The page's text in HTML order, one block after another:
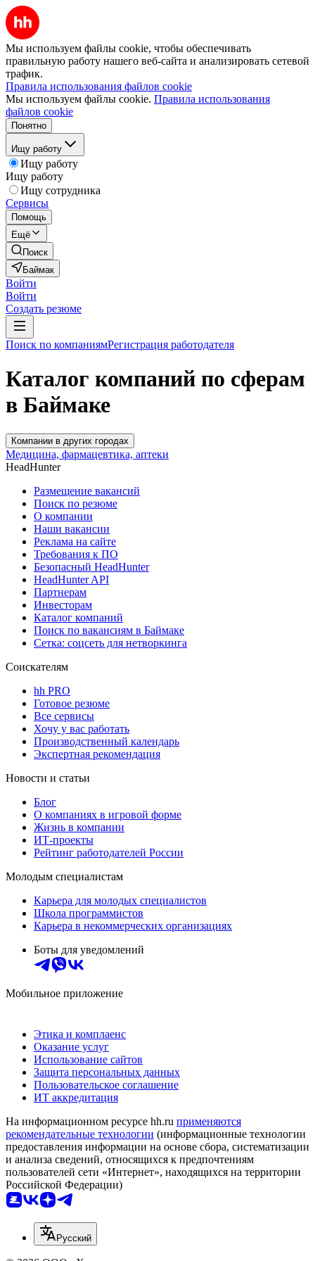
Мы используем файлы cookie, чтобы обеспечивать
правильную работу нашего веб-сайта и анализировать сетевой
трафик.
Правила использования файлов cookie
Мы используем файлы cookie. Правила использования
файлов cookie
Понятно
Ищу работу
Ищу работу
Ищу работу
Ищу сотрудника
Сервисы
Помощь
Ещё
Поиск
Баймак
Войти
Войти
Создать резюме
Поиск по компаниямРегистрация работодателя
Каталог компаний по сферам
в Баймаке
Компании в других городах
Медицина, фармацевтика, аптеки
HeadHunter
Размещение вакансий
Поиск по резюме
О компании
Наши вакансии
Реклама на сайте
Требования к ПО
Безопасный HeadHunter
HeadHunter API
Партнерам
Инвесторам
Каталог компаний
Поиск по вакансиям в Баймаке
Сетка: соцсеть для нетворкинга
Соискателям
hh PRO
Готовое резюме
Все сервисы
Хочу у вас работать
Производственный календарь
Экспертная рекомендация
Новости и статьи
Блог
О компаниях в игровой форме
Жизнь в компании
ИТ-проекты
Рейтинг работодателей России
Молодым специалистам
Карьера для молодых специалистов
Школа программистов
Карьера в некоммерческих организациях
Боты для уведомлений
Мобильное приложение
Этика и комплаенс
Оказание услуг
Использование сайтов
Защита персональных данных
Пользовательское соглашение
ИТ аккредитация
На информационном ресурсе hh.ru применяются
рекомендательные технологии (информационные технологии
предоставления информации на основе сбора, систематизации
и анализа сведений, относящихся к предпочтениям
пользователей сети «Интернет», находящихся на территории
Российской Федерации)
Русский